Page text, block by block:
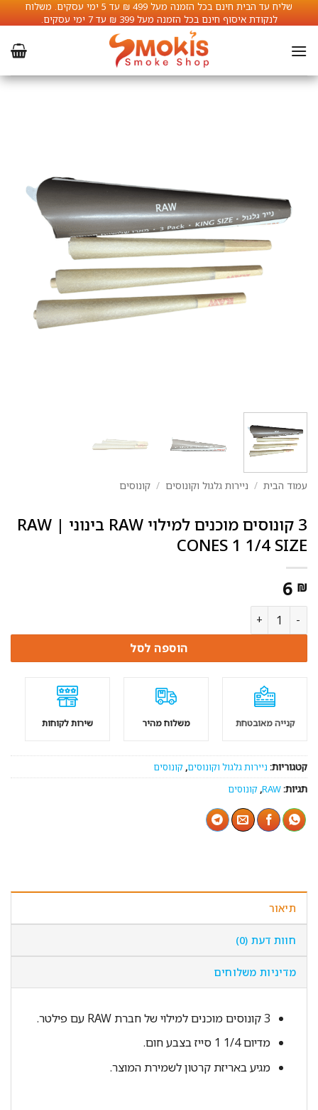
to
content
שליח עד הבית חינם בכל הזמנה מעל 499 ₪ עד 5 ימי עסקים. משלוח
לנקודת איסוף חינם בכל הזמנה מעל 399 ₪ עד 7 ימי עסקים.
עמוד הבית / ניירות גלגול וקונוסים / קונוסים
3 קונוסים מוכנים למילוי RAW בינוני | RAW
CONES 1 1/4 SIZE
6 ₪
כמות של 3 קונוסים מוכנים למילוי RAW בינוני | RAW CONES 1 1/4 SIZE
הוספה לסל
קנייה מאובטחת משלוח מהיר שירות לקוחות
קטגוריות: ניירות גלגול וקונוסים, קונוסים
תגיות:RAW
, קונוסים
תיאור
חוות דעת (0)
מדיניות משלוחים
3 קונוסים מוכנים למילוי של חברת RAW עם פילטר.
מדיום 1/4 1 סייז בצבע חום.
מגיע באריזת קרטון לשמירת המוצר.